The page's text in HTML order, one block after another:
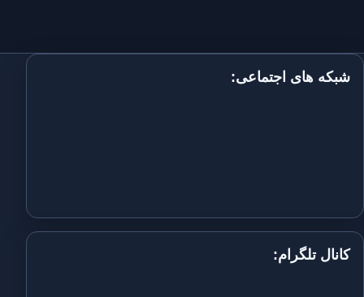
شبکه های اجتماعی:
کانال تلگرام: